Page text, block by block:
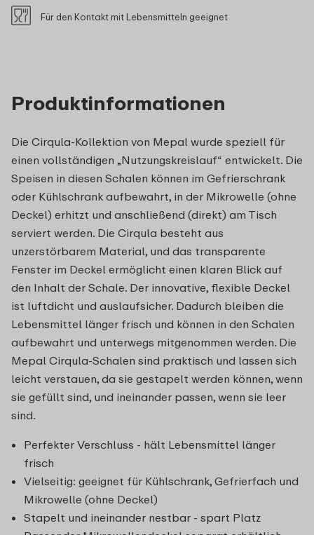
Produktinformationen
Die Cirqula-Kollektion von Mepal wurde speziell für
einen vollständigen „Nutzungskreislauf“ entwickelt. Die
Speisen in diesen Schalen können im Gefrierschrank
oder Kühlschrank aufbewahrt, in der Mikrowelle (ohne
Deckel) erhitzt und anschließend (direkt) am Tisch
serviert werden. Die Cirqula besteht aus
unzerstörbarem Material, und das transparente
Fenster im Deckel ermöglicht einen klaren Blick auf
den Inhalt der Schale. Der innovative, flexible Deckel
ist luftdicht und auslaufsicher. Dadurch bleiben die
Lebensmittel länger frisch und können in den Schalen
aufbewahrt und unterwegs mitgenommen werden. Die
Mepal Cirqula-Schalen sind praktisch und lassen sich
leicht verstauen, da sie gestapelt werden können, wenn
sie gefüllt sind, und ineinander passen, wenn sie leer
sind.
Perfekter Verschluss - hält Lebensmittel länger
frisch
Vielseitig: geeignet für Kühlschrank, Gefrierfach und
Mikrowelle (ohne Deckel)
Stapelt und ineinander nestbar - spart Platz
Für den Kontakt mit Lebensmitteln geeignet